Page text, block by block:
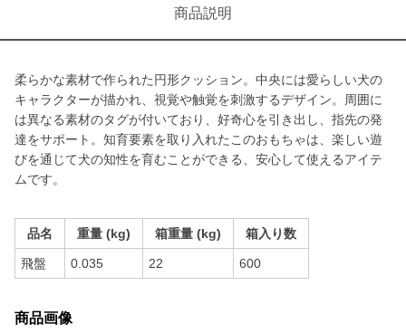
商品説明
柔らかな素材で作られた円形クッション。中央には愛らしい犬の
キャラクターが描かれ、視覚や触覚を刺激するデザイン。周囲に
は異なる素材のタグが付いており、好奇心を引き出し、指先の発
達をサポート。知育要素を取り入れたこのおもちゃは、楽しい遊
びを通じて犬の知性を育むことができる、安心して使えるアイテ
ムです。
品名 重量 (kg) 箱重量 (kg) 箱入り数
飛盤 0.035 22 600
商品画像